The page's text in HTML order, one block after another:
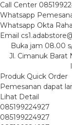
Call Center
Whatsapp
Whatsapp Okta
Email
Buka jam 08.00
Jl. Cimanuk Barat
Produk Quick Order
Pemesanan dapat
Lihat Detail
085199224927
085199224927